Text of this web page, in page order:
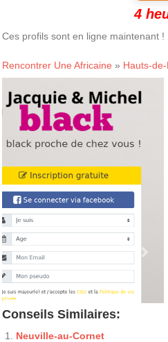
4
Ces profils sont en ligne maintenant !
Rencontrer Une Africaine » Hauts-
Conseils Similaires:
Neuville-au-Cornet